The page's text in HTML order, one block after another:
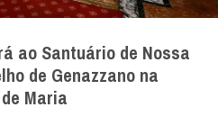
ao Santuário de Nossa
de Genazzano na
Maria